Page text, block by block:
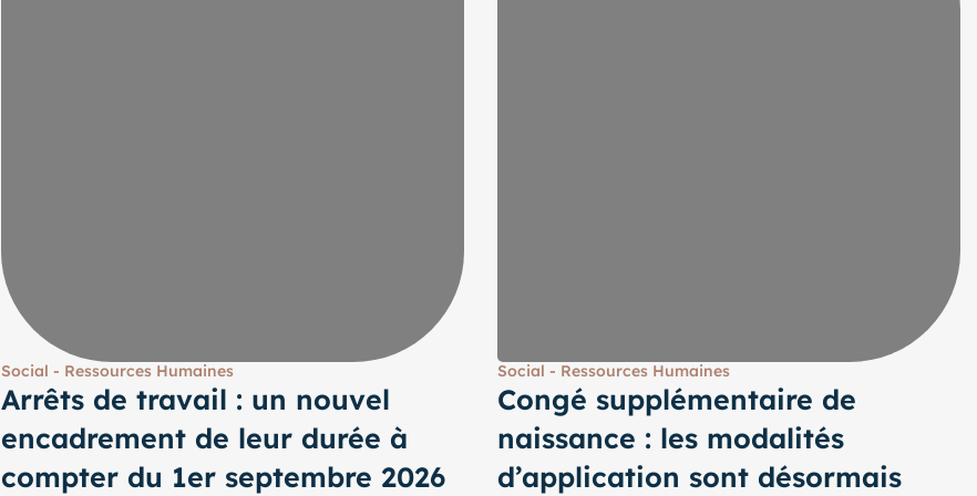
Social - Ressources Humaines
Arrêts de travail : un nouvel
encadrement de leur durée à
compter du 1er septembre 2026
Social - Ressources Humaines
Congé supplémentaire de
naissance : les modalités
d’application sont désormais